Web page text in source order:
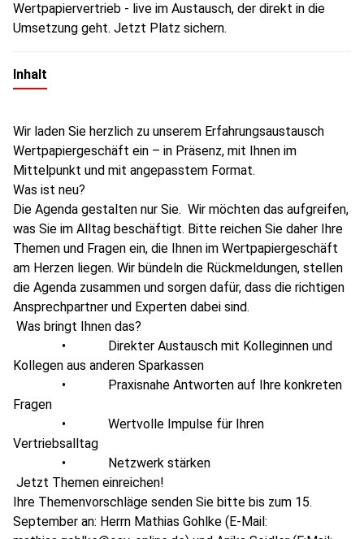
Wertpapiervertrieb - live im Austausch, der direkt in die
Umsetzung geht. Jetzt Platz sichern.
Inhalt
Wir laden Sie herzlich zu unserem Erfahrungsaustausch
Wertpapiergeschäft ein – in Präsenz, mit Ihnen im
Mittelpunkt und mit angepasstem Format.
Was ist neu?
Die Agenda gestalten nur Sie. Wir möchten das aufgreifen,
was Sie im Alltag beschäftigt. Bitte reichen Sie daher Ihre
Themen und Fragen ein, die Ihnen im Wertpapiergeschäft
am Herzen liegen. Wir bündeln die Rückmeldungen, stellen
die Agenda zusammen und sorgen dafür, dass die richtigen
Ansprechpartner und Experten dabei sind.
Was bringt Ihnen das?
• Direkter Austausch mit Kolleginnen und
Kollegen aus anderen Sparkassen
• Praxisnahe Antworten auf Ihre konkreten
Fragen
• Wertvolle Impulse für Ihren
Vertriebsalltag
• Netzwerk stärken
Jetzt Themen einreichen!
Ihre Themenvorschläge senden Sie bitte bis zum 15.
September an: Herrn Mathias Gohlke (E-Mail: